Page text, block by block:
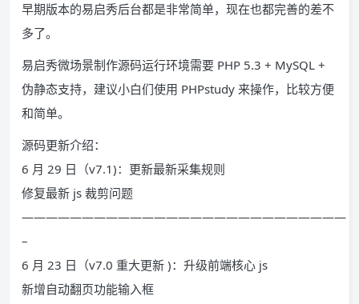
早期版本的易启秀后台都是非常简单，现在也都完善的差不
多了。
易启秀微场景制作源码运行环境需要 PHP 5.3 + MySQL +
伪静态支持，建议小白们使用 PHPstudy 来操作，比较方便
和简单。
源码更新介绍：
6 月 29 日（v7.1)：更新最新采集规则
修复最新 js 裁剪问题
———————————————————————————
–
6 月 23 日（v7.0 重大更新 )：升级前端核心 js
新增自动翻页功能输入框